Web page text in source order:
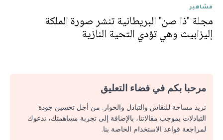
مشاهير
مجلة "ذا صن" البريطانية تنشر صورة الملكة
إليزابيث وهي تؤدي التحية النازية
مرحبا بكم في فضاء التعليق
نريد مساحة للنقاش والتبادل والحوار. من أجل تحسين جودة
التبادلات بموجب مقالاتنا، بالإضافة إلى تجربة مساهمتك، ندعوك
لمراجعة قواعد الاستخدام الخاصة بنا.